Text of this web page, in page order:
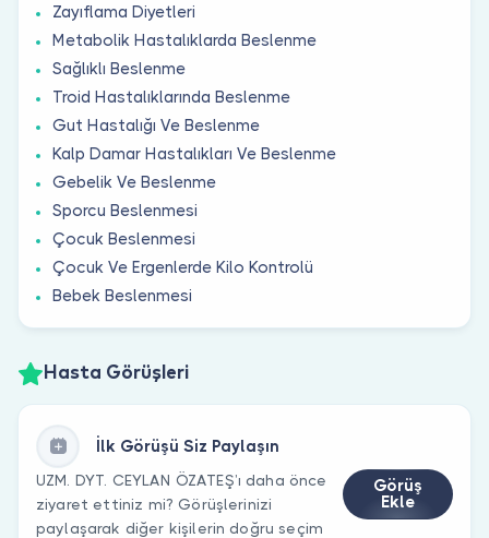
Zayıflama Diyetleri
Metabolik Hastalıklarda Beslenme
Sağlıklı Beslenme
Troid Hastalıklarında Beslenme
Gut Hastalığı Ve Beslenme
Kalp Damar Hastalıkları Ve Beslenme
Gebelik Ve Beslenme
Sporcu Beslenmesi
Çocuk Beslenmesi
Çocuk Ve Ergenlerde Kilo Kontrolü
Bebek Beslenmesi
Hasta Görüşleri
İlk Görüşü Siz Paylaşın
UZM. DYT. CEYLAN ÖZATEŞ’ı daha önce
ziyaret ettiniz mi? Görüşlerinizi
paylaşarak diğer kişilerin doğru seçim
Görüş
Ekle